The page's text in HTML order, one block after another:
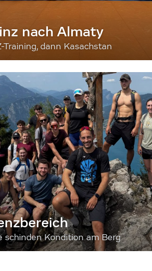
nach Almaty
Training, dann Kasachstan
schinden Kondition am Berg